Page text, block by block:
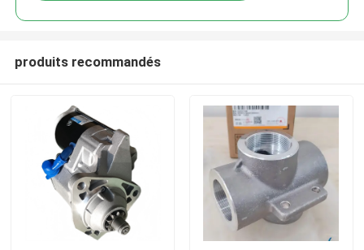
produits recommandés